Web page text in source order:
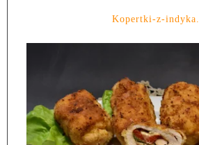
Kopertki-z-indyka.